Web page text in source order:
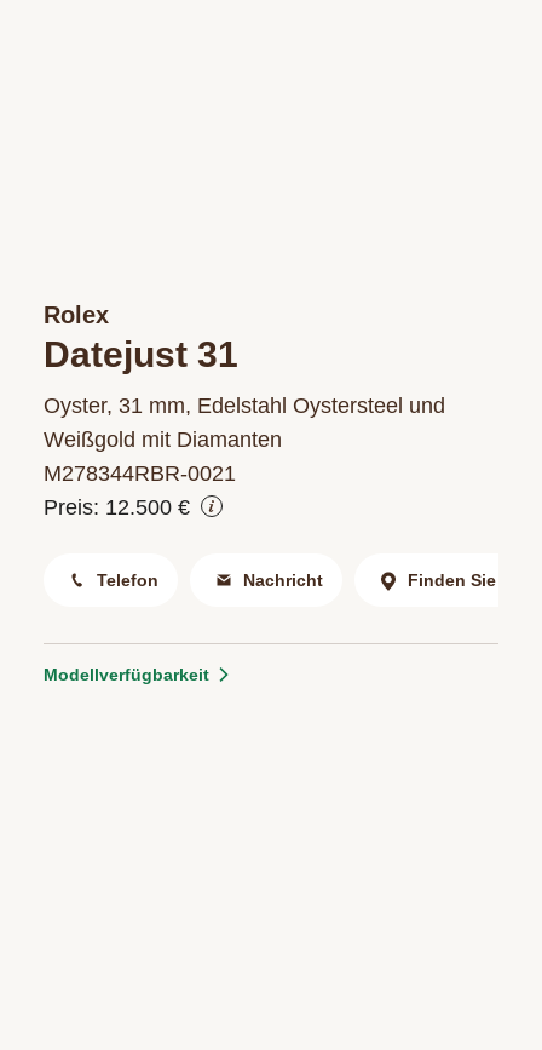
Rolex
Datejust 31
Oyster, 31 mm, Edelstahl Oystersteel und
Weißgold mit Diamanten
M278344RBR‑0021
Preis: 12.500 €
Telefon Nachricht Finden Sie uns
Modellverfügbarkeit